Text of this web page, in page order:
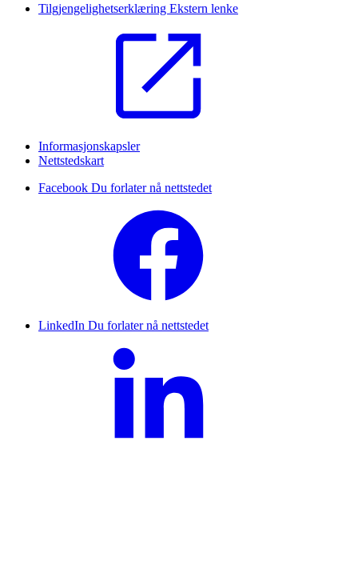
Tilgjengelighetserklæring Ekstern lenke
Informasjonskapsler
Nettstedskart
Facebook Du forlater nå nettstedet
LinkedIn Du forlater nå nettstedet